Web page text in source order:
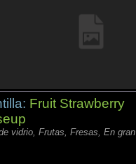
Fruit Strawberry
vidrio, Frutas, Fresas, En gran